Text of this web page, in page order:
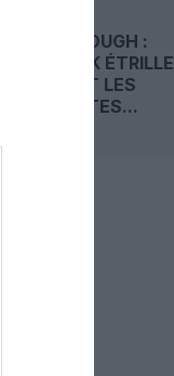
FARNBOROUGH :
TIM CLARK ÉTRILLE
BOEING ET LES
MOTORISTES...